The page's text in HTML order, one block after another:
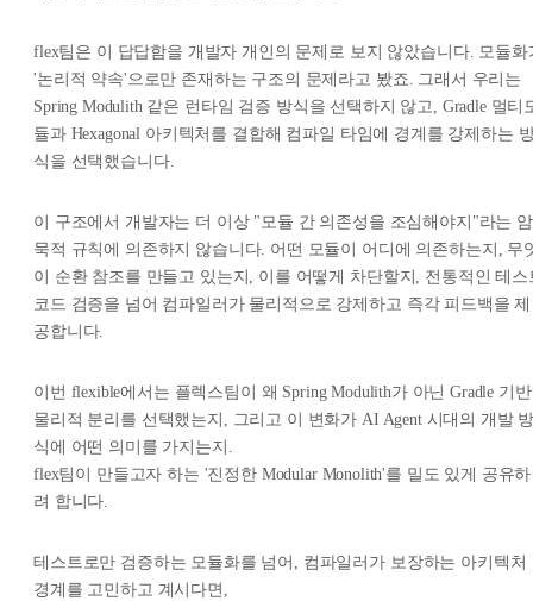
flex팀은 이 답답함을 개발자 개인의 문제로 보지 않았습니다. 모듈화
'논리적 약속'으로만 존재하는 구조의 문제라고 봤죠. 그래서 우리는
Spring Modulith 같은 런타임 검증 방식을 선택하지 않고, Gradle 멀티
듈과 Hexagonal 아키텍처를 결합해 컴파일 타임에 경계를 강제하는
식을 선택했습니다.
이 구조에서 개발자는 더 이상 "모듈 간 의존성을 조심해야지"라는 암
묵적 규칙에 의존하지 않습니다. 어떤 모듈이 어디에 의존하는지, 무
이 순환 참조를 만들고 있는지, 이를 어떻게 차단할지, 전통적인 테스
코드 검증을 넘어 컴파일러가 물리적으로 강제하고 즉각 피드백을 제
공합니다.
이번 flexible에서는 플렉스팀이 왜 Spring Modulith가 아닌 Gradle 기반
물리적 분리를 선택했는지, 그리고 이 변화가 AI Agent 시대의 개발
식에 어떤 의미를 가지는지.
flex팀이 만들고자 하는 '진정한 Modular Monolith'를 밀도 있게 공유하
려 합니다.
테스트로만 검증하는 모듈화를 넘어, 컴파일러가 보장하는 아키텍처
경계를 고민하고 계시다면,